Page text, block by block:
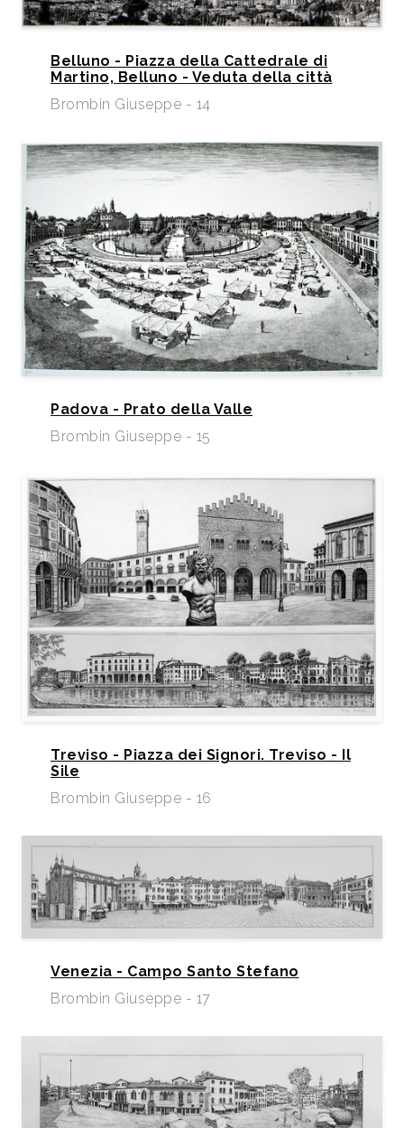
Belluno - Piazza della Cattedrale di
Martino, Belluno - Veduta della città
Brombin Giuseppe - 14
Padova - Prato della Valle
Brombin Giuseppe - 15
Treviso - Piazza dei Signori. Treviso - Il
Sile
Brombin Giuseppe - 16
Venezia - Campo Santo Stefano
Brombin Giuseppe - 17